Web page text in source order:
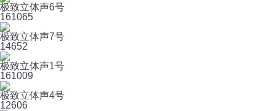
极致立体声6号
161065
极致立体声7号
14652
极致立体声1号
161009
极致立体声4号
12606